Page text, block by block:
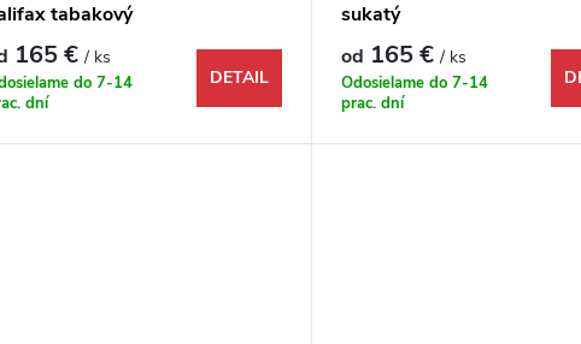
tabakový
165 €/ ks
do 7-14
dní
DETAIL
sukatý
od 165 €/ ks
Odosielame do 7-14
prac. dní